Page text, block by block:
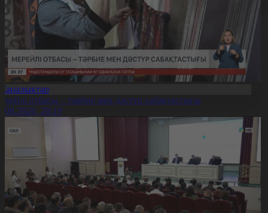
отбасы – тәрбие мен дәстүр сабақтастығы
20:19